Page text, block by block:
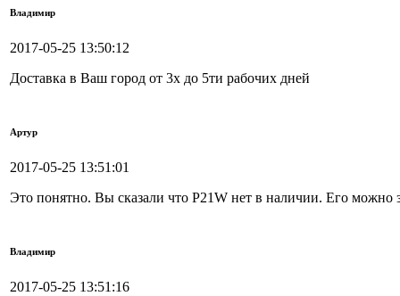
Владимир
2017-05-25 13:50:12
Доставка в Ваш город от 3х до 5ти рабочих дней
Артур
2017-05-25 13:51:01
Это понятно. Вы сказали что P21W нет в наличии. Его можно
Владимир
2017-05-25 13:51:16